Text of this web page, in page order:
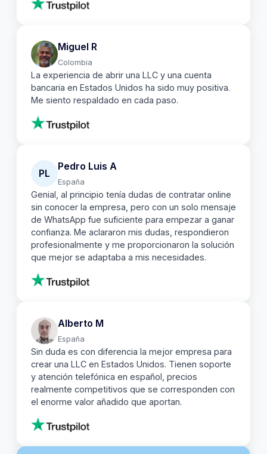
Miguel R
Colombia
La experiencia de abrir una LLC y una cuenta
bancaria en Estados Unidos ha sido muy positiva.
Me siento respaldado en cada paso.
PL
Pedro Luis A
España
Genial, al principio tenía dudas de contratar online
sin conocer la empresa, pero con un solo mensaje
de WhatsApp fue suficiente para empezar a ganar
confianza. Me aclararon mis dudas, respondieron
profesionalmente y me proporcionaron la solución
que mejor se adaptaba a mis necesidades.
Alberto M
España
Sin duda es con diferencia la mejor empresa para
crear una LLC en Estados Unidos. Tienen soporte
y atención telefónica en español, precios
realmente competitivos que se corresponden con
el enorme valor añadido que aportan.